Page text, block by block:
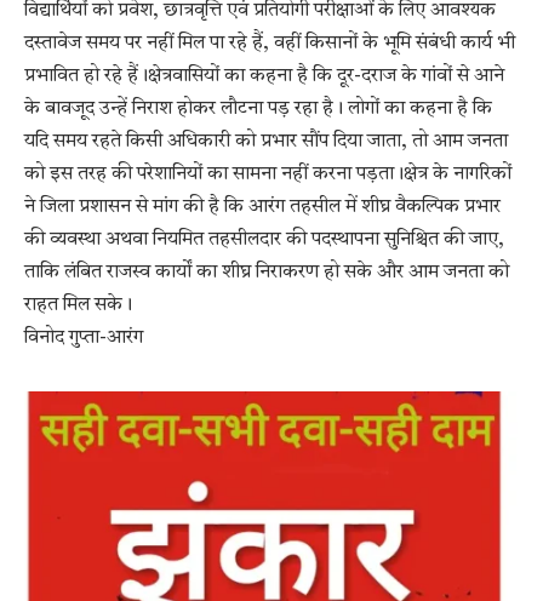
विद्यार्थियों को प्रवेश, छात्रवृत्ति एवं प्रतियोगी परीक्षाओं के लिए आवश्यक
दस्तावेज समय पर नहीं मिल पा रहे हैं, वहीं किसानों के भूमि संबंधी कार्य भी
प्रभावित हो रहे हैं।क्षेत्रवासियों का कहना है कि दूर-दराज के गांवों से आने
के बावजूद उन्हें निराश होकर लौटना पड़ रहा है। लोगों का कहना है कि
यदि समय रहते किसी अधिकारी को प्रभार सौंप दिया जाता, तो आम जनता
को इस तरह की परेशानियों का सामना नहीं करना पड़ता।क्षेत्र के नागरिकों
ने जिला प्रशासन से मांग की है कि आरंग तहसील में शीघ्र वैकल्पिक प्रभार
की व्यवस्था अथवा नियमित तहसीलदार की पदस्थापना सुनिश्चित की जाए,
ताकि लंबित राजस्व कार्यों का शीघ्र निराकरण हो सके और आम जनता को
राहत मिल सके।
विनोद गुप्ता-आरंग